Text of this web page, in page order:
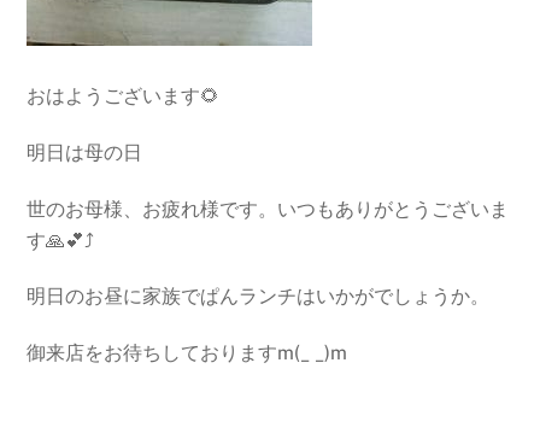
おはようございます🌻
明日は母の日
世のお母様、お疲れ様です。いつもありがとうございま
す🙏💕⤴
明日のお昼に家族でぱんランチはいかがでしょうか。
御来店をお待ちしておりますm(_ _)m